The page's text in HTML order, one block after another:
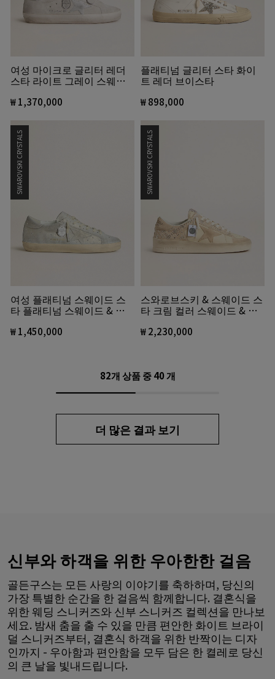
여성 마이크로 글리터 레더
스타 라이트 그레이 스웨이
₩ 1,370,000
플래티넘 글리터 스타 화이
트 레더 브이스타
₩ 898,000
SWAROVSKI CRYSTALS
여성 플래티넘 스웨이드 스
타 플래티넘 스웨이드 & 스
타 LTD
₩ 1,450,000
SWAROVSKI CRYSTALS
스와로브스키 & 스웨이드 스
타 크림 컬러 스웨이드 & 레
₩ 2,230,000
82개 상품 중40개
더 많은 결과 보기
신부와 하객을 위한 우아한한 걸음
골든구스는 모든 사랑의 이야기를 축하하며, 당신의
가장 특별한 순간을 한 걸음씩 함께합니다. 결혼식을
위한 웨딩 스니커즈와 신부 스니커즈 컬렉션을 만나보
세요. 밤새 춤을 출 수 있을 만큼 편안한 화이트 브라이
덜 스니커즈부터, 결혼식 하객을 위한 반짝이는 디자
인까지 - 우아함과 편안함을 모두 담은 한 켤레로 당신
의 큰 날을 빛내드립니다.